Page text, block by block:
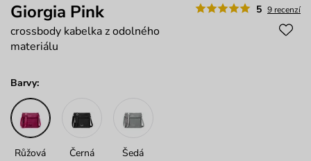
5 9 recenzí
Giorgia Pink
crossbody kabelka z odolného
materiálu
Barvy:
Růžová Černá Šedá